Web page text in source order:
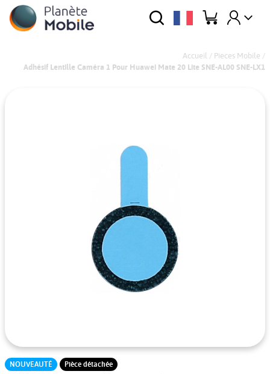
Accueil / Pieces Mobile /
Adhésif Lentille Caméra 1 Pour Huawei Mate 20 Lite SNE-AL00 SNE-LX1
NOUVEAUTÉ Pièce détachée